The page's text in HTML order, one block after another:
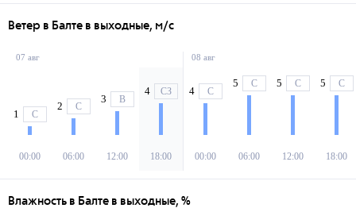
Ветер в Балте в выходные, м/с
07 авг
1 С
00:00
2 С
06:00
3 В
12:00
4 СЗ
18:00
08 авг
4 С
00:00
5 С
06:00
5 С
12:00
5 С
18:00
Влажность в Балте в выходные, %